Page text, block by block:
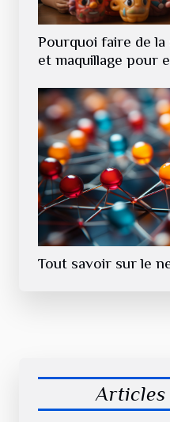
Pourquoi faire de
et maquillage pour
Tout savoir sur le